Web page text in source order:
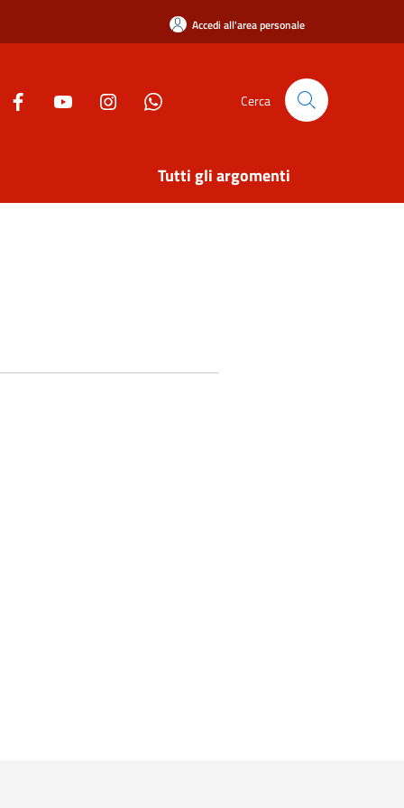
Accedi all'area personale
Cerca
Tutti gli argomenti